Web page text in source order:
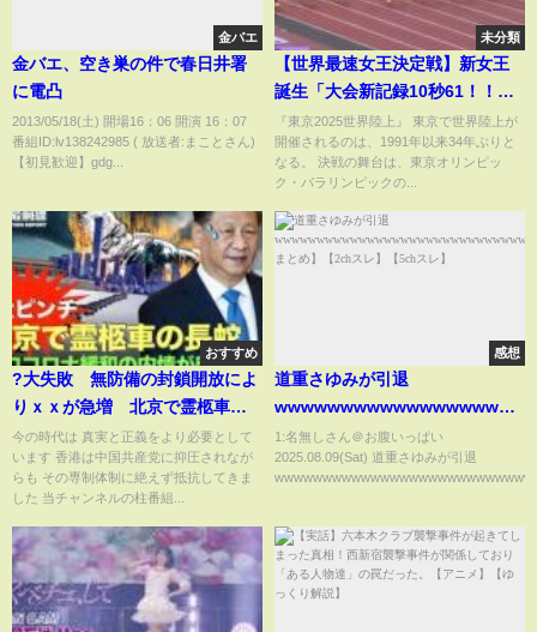
金バエ
金バエ、空き巣の件で春日井署
に電凸
2013/05/18(土) 開場16：06 開演 16：07
番組ID:lv138242985 ( 放送者:まことさん)
【初見歓迎】gdg...
未分類
【世界最速女王決定戦】新女王
誕生「大会新記録10秒61！！」
【東京2025世界陸上／女子100m
決勝】
『東京2025世界陸上』 東京で世界陸上が
開催されるのは、1991年以来34年ぶりと
なる。 決戦の舞台は、東京オリンピッ
ク・パラリンピックの...
おすすめ
?大失敗 無防備の封鎖開放によ
りｘｘが急増 北京で霊柩車の
長蛇ができる?ゼロコロナいきな
り緩和の内情、習近平が江沢民
資産を没収か【12.16役情最前
今の時代は 真実と正義をより必要として
います 香港は中国共産党に抑圧されなが
らも その専制体制に絶えず抵抗してきま
した 当チャンネルの柱番組...
感想
道重さゆみが引退
まとめ】【2chスレ】【5chス
レ】
1:名無しさん＠お腹いっぱい
2025.08.09(Sat) 道重さゆみが引退